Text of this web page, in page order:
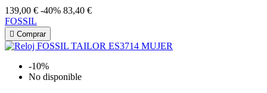
139,00 € -40% 83,40 €
FOSSIL
 Comprar
-10%
No disponible